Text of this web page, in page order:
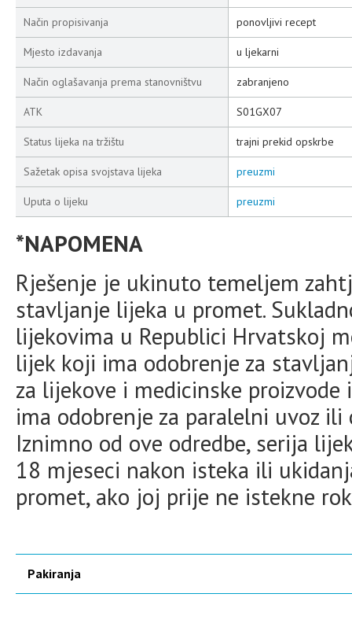
Način propisivanja ponovljivi recept
Mjesto izdavanja u ljekarni
Način oglašavanja prema stanovništvu zabranjeno
ATK S01GX07
Status lijeka na tržištu trajni prekid opskrbe
Sažetak opisa svojstava lijeka preuzmi
Uputa o lijeku preuzmi
*NAPOMENA
Rješenje je ukinuto temeljem
stavljanje lijeka u promet.
lijekovima u Republici Hrvatskoj
lijek koji ima odobrenje za
za lijekove i medicinske
ima odobrenje za paralelni uvoz
Iznimno od ove odredbe, serija
18 mjeseci nakon isteka ili
promet, ako joj prije ne istekne
Pakiranja